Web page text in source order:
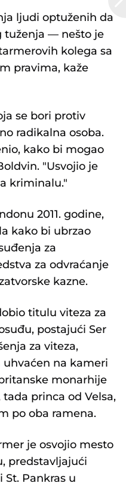
ljudi optuženih da
tuženja — nešto je
kolega sa
pravima, kaže
se bori protiv
radikalna osoba.
kako bi mogao
"Usvojio je
kriminalu."
2011. godine,
kako bi ubrzao
za
za odvraćanje
kazne.
titulu viteza za
postajući Ser
za viteza,
na kameri
monarhije
princa od Velsa,
po oba ramena.
je osvojio mesto
predstavljajući
Pankras u